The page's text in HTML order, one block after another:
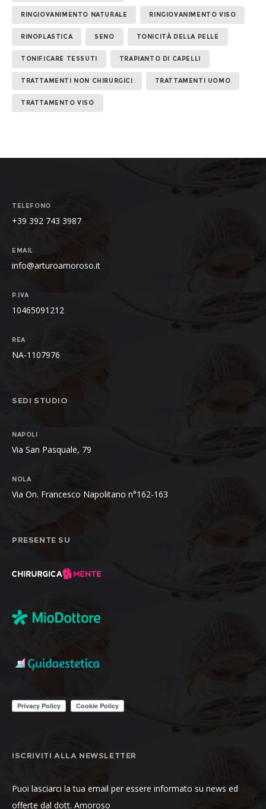
RINGIOVANIMENTO NATURALE RINGIOVANIMENTO VISO
RINOPLASTICA SENO TONICITÀ DELLA PELLE
TONIFICARE TESSUTI TRAPIANTO DI CAPELLI
TRATTAMENTI NON CHIRURGICI TRATTAMENTI UOMO
TRATTAMENTO VISO
TELEFONO
+39 392 743 3987
EMAIL
info@arturoamoroso.it
P.IVA
10465091212
REA
NA-1107976
SEDI STUDIO
NAPOLI
Via San Pasquale, 79
NOLA
Via On. Francesco Napolitano n°162-163
PRESENTE SU
ISCRIVITI ALLA NEWSLETTER
Puoi lasciarci la tua email per essere informato su news ed
offerte dal dott. Amoroso